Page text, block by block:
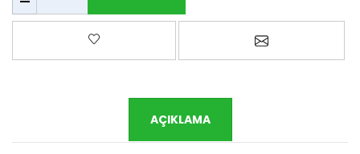
Favorilere ekle Arkadaşına
AÇIKLAMA